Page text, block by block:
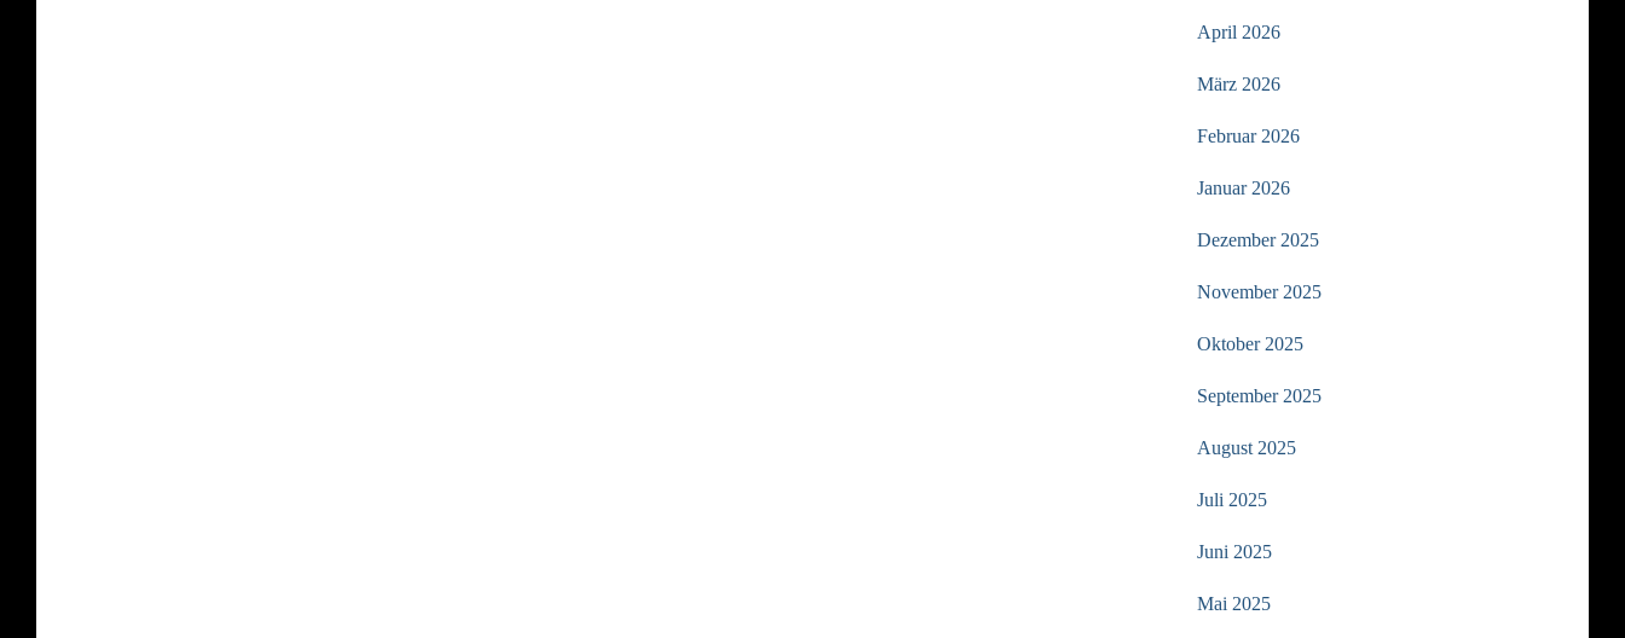
April 2026
März 2026
Februar 2026
Januar 2026
Dezember 2025
November 2025
Oktober 2025
September 2025
August 2025
Juli 2025
Juni 2025
Mai 2025